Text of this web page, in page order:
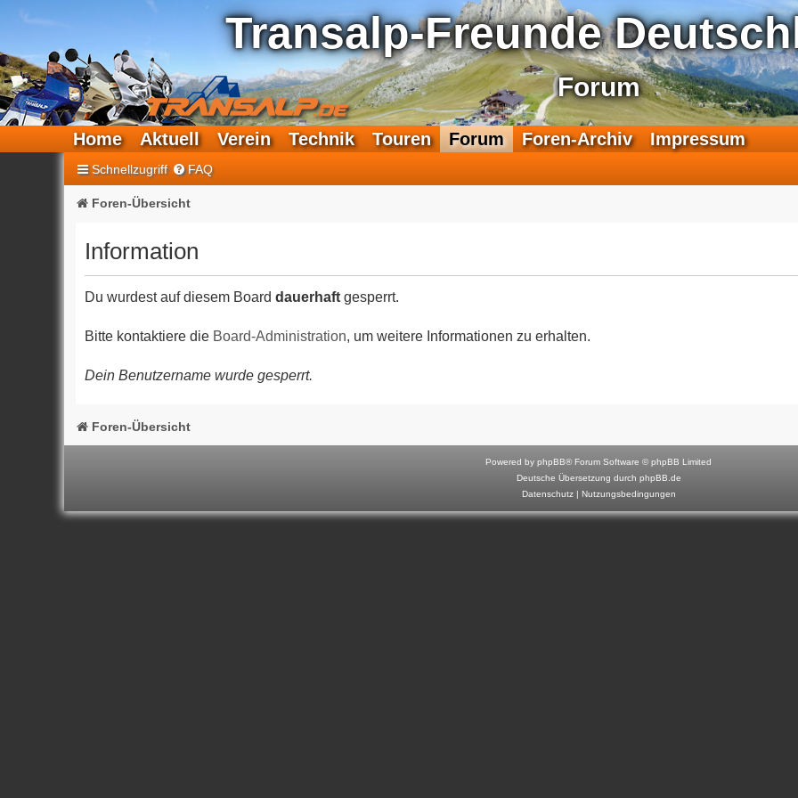
Transalp-Freunde
Forum
F
e
a
r
u
m
Home Aktuell Verein Technik Touren Forum Foren-Archiv Impressum
Schnellzugriff FAQ
Foren-Übersicht
Information
Du wurdest auf diesem Board dauerhaftgesperrt.
Bitte kontaktiere die Board-Administration, um weitere Informationen zu erhalten.
Dein Benutzername wurde gesperrt.
Foren-Übersicht
Powered by phpBB® Forum Software © phpBB Limited
Deutsche Übersetzung durch phpBB.de
Datenschutz| Nutzungsbedingungen